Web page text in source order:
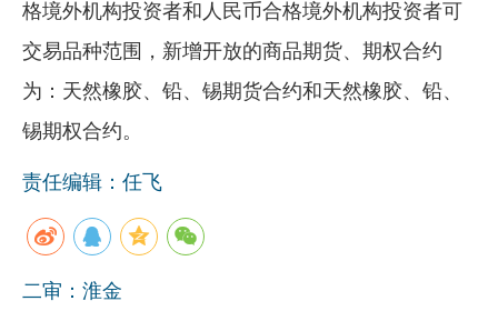
企业文化
《资源再生》杂志
行情报价
格境外机构投资者和人民币合格境外机构投资者可
交易品种范围，新增开放的商品期货、期权合约
为：天然橡胶、铅、锡期货合约和天然橡胶、铅、
锡期权合约。
责任编辑：任飞
二审：淮金